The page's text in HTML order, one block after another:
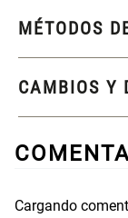
MÉTODOS
CAMBIOS Y
Cargando
Plumón
S/ 269.00